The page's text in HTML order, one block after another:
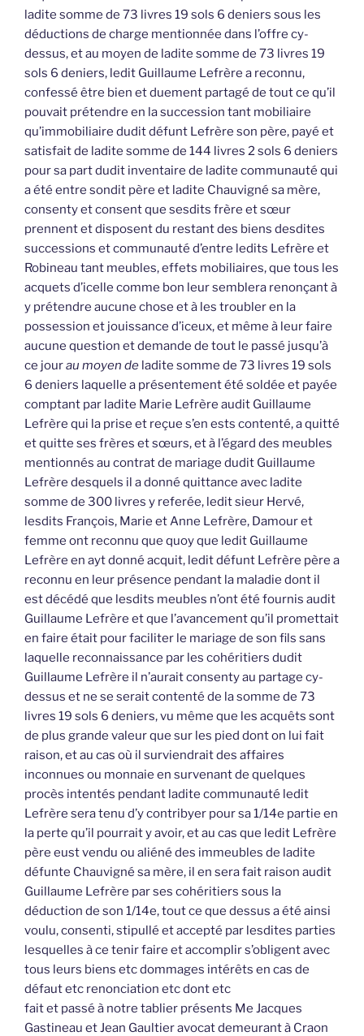
ladite somme de 73 livres 19 sols 6 deniers sous les
déductions de charge mentionnée dans l’offre cy-
dessus, et au moyen de ladite somme de 73 livres 19
sols 6 deniers, ledit Guillaume Lefrère a reconnu,
confessé être bien et duement partagé de tout ce qu’il
pouvait prétendre en la succession tant mobiliaire
qu’immobiliaire dudit défunt Lefrère son père, payé et
satisfait de ladite somme de 144 livres 2 sols 6 deniers
pour sa part dudit inventaire de ladite communauté qui
a été entre sondit père et ladite Chauvigné sa mère,
consenty et consent que sesdits frère et sœur
prennent et disposent du restant des biens desdites
successions et communauté d’entre ledits Lefrère et
Robineau tant meubles, effets mobiliaires, que tous les
acquets d’icelle comme bon leur semblera renonçant à
y prétendre aucune chose et à les troubler en la
possession et jouissance d’iceux, et même à leur faire
aucune question et demande de tout le passé jusqu’à
ce jourau moyen de ladite somme de 73 livres 19 sols
6 deniers laquelle a présentement été soldée et payée
comptant par ladite Marie Lefrère audit Guillaume
Lefrère qui la prise et reçue s’en ests contenté, a quitté
et quitte ses frères et sœurs, et à l’égard des meubles
mentionnés au contrat de mariage dudit Guillaume
Lefrère desquels il a donné quittance avec ladite
somme de 300 livres y referée, ledit sieur Hervé,
lesdits François, Marie et Anne Lefrère, Damour et
femme ont reconnu que quoy que ledit Guillaume
Lefrère en ayt donné acquit, ledit défunt Lefrère père a
reconnu en leur présence pendant la maladie dont il
est décédé que lesdits meubles n’ont été fournis audit
Guillaume Lefrère et que l’avancement qu’il promettait
en faire était pour faciliter le mariage de son fils sans
laquelle reconnaissance par les cohéritiers dudit
Guillaume Lefrère il n’aurait consenty au partage cy-
dessus et ne se serait contenté de la somme de 73
livres 19 sols 6 deniers, vu même que les acquêts sont
de plus grande valeur que sur les pied dont on lui fait
raison, et au cas où il surviendrait des affaires
inconnues ou monnaie en survenant de quelques
procès intentés pendant ladite communauté ledit
Lefrère sera tenu d’y contribyer pour sa 1/14e partie en
la perte qu’il pourrait y avoir, et au cas que ledit Lefrère
père eust vendu ou aliéné des immeubles de ladite
défunte Chauvigné sa mère, il en sera fait raison audit
Guillaume Lefrère par ses cohéritiers sous la
déduction de son 1/14e, tout ce que dessus a été ainsi
voulu, consenti, stipullé et accepté par lesdites parties
lesquelles à ce tenir faire et accomplir s’obligent avec
tous leurs biens etc dommages intérêts en cas de
défaut etc renonciation etc dont etc
fait et passé à notre tablier présents Me Jacques
Gastineau et Jean Gaultier avocat demeurant à Craon